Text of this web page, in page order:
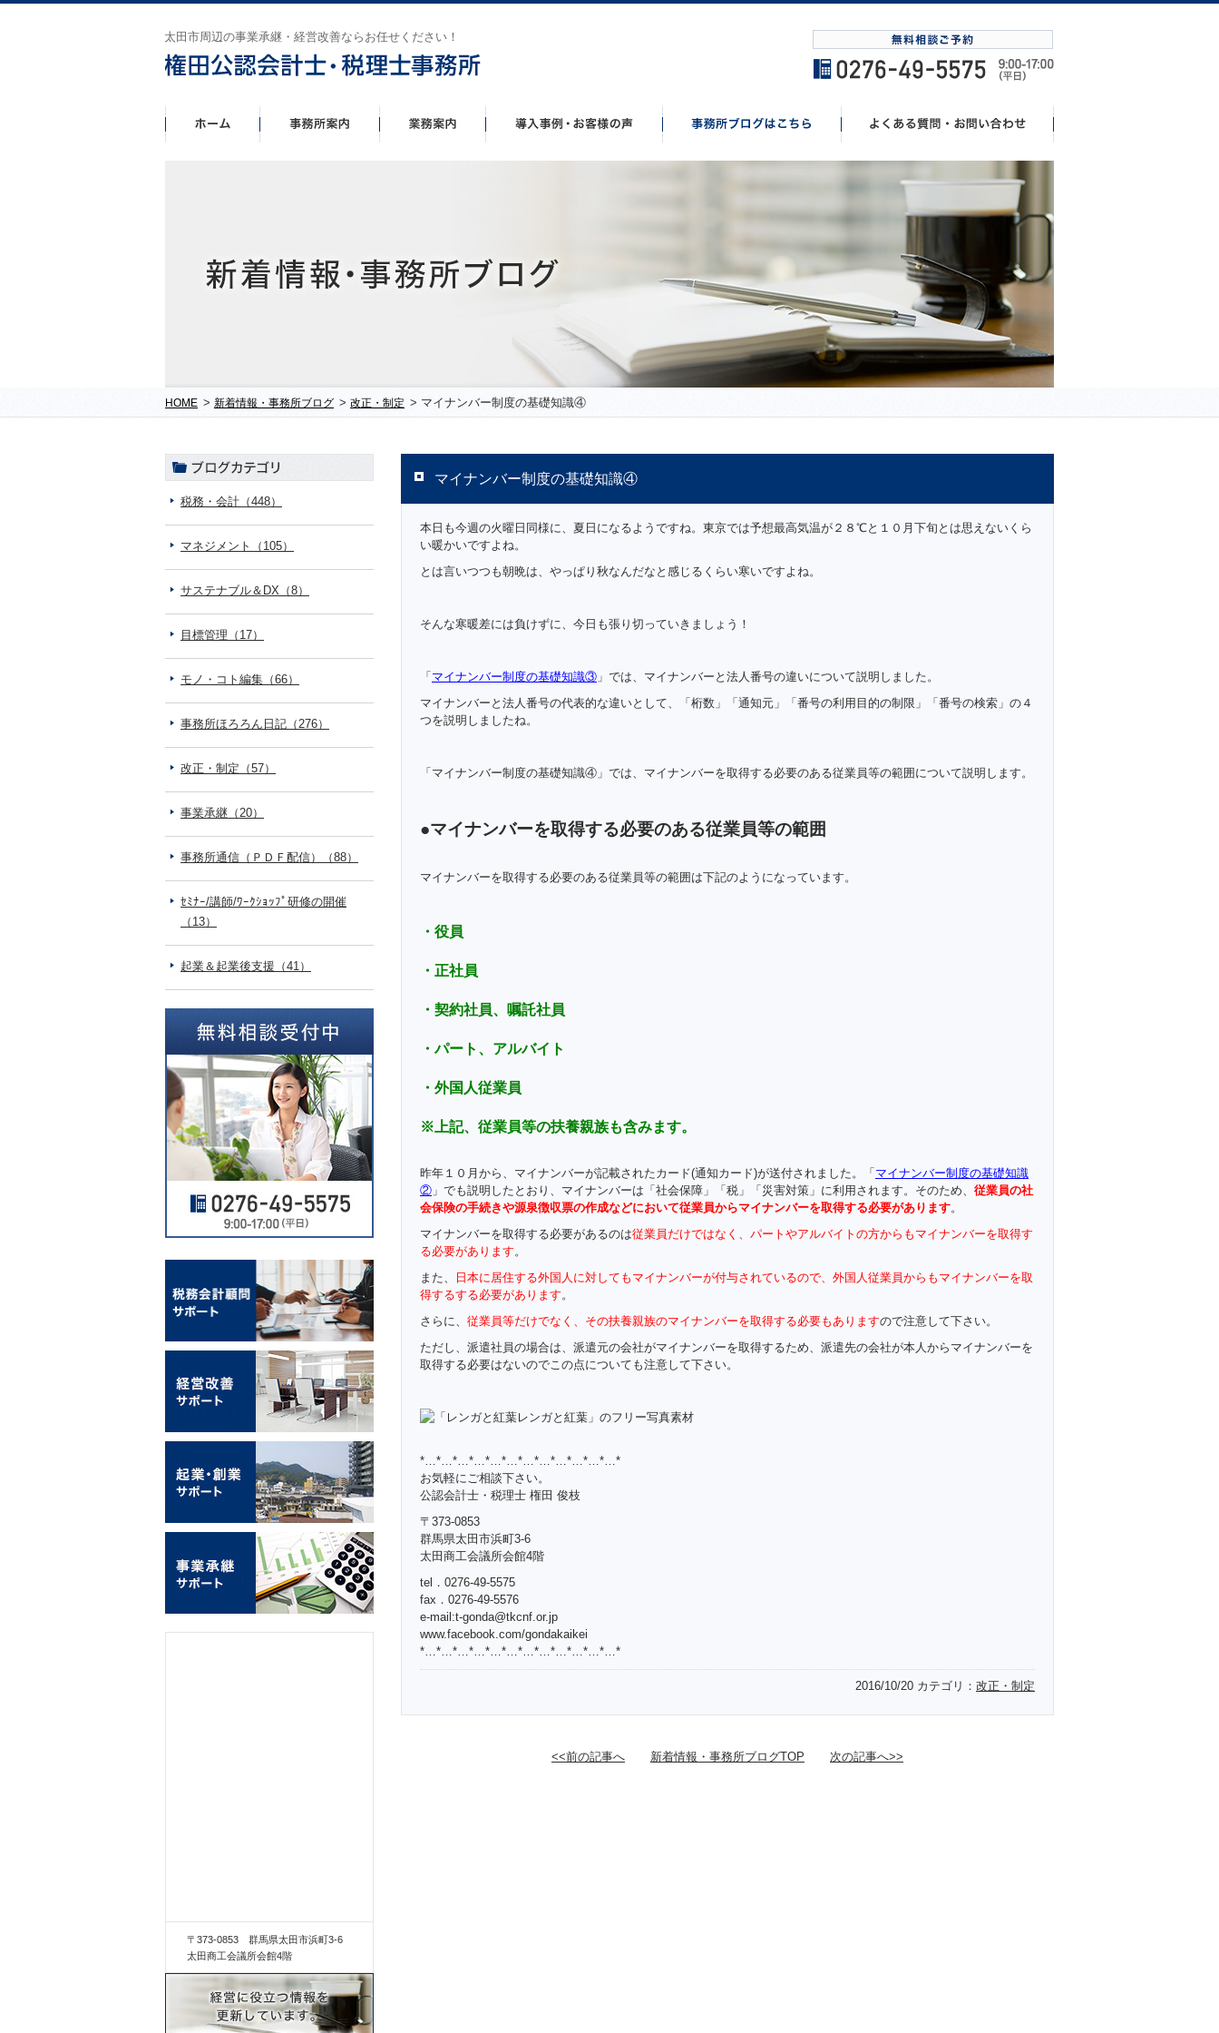
太田市周辺の事業承継・経営改善ならお任せください！
HOME > 新着情報・事務所ブログ > 改正・制定 > マイナンバー制度の基礎知識④
マイナンバー制度の基礎知識④
本日も今週の火曜日同様に、夏日になるようですね。東京では予想最高気温が２８℃と１０月下旬とは思えないくら
い暖かいですよね。
とは言いつつも朝晩は、やっぱり秋なんだなと感じるくらい寒いですよね。
そんな寒暖差には負けずに、今日も張り切っていきましょう！
「 マイナンバー制度の基礎知識③ 」では、マイナンバーと法人番号の違いについて説明しました。
マイナンバーと法人番号の代表的な違いとして、「桁数」「通知元」「番号の利用目的の制限」「番号の検索」の４
つを説明しましたね。
「マイナンバー制度の基礎知識④」では、マイナンバーを取得する必要のある従業員等の範囲について説明します。
●マイナンバーを取得する必要のある従業員等の範囲
マイナンバーを取得する必要のある従業員等の範囲は下記のようになっています。
・役員
・正社員
・契約社員、嘱託社員
・パート、アルバイト
・外国人従業員
※上記、従業員等の扶養親族も含みます。
昨年１０月から、マイナンバーが記載されたカード(通知カード)が送付されました。「 マイナンバー制度の基礎知識
② 」でも説明したとおり、マイナンバーは「社会保障」「税」「災害対策」に利用されます。そのため、 従業員の社
会保険の手続きや源泉徴収票の作成などにおいて従業員からマイナンバーを取得する必要があります。
マイナンバーを取得する必要があるのは従業員だけではなく、パートやアルバイトの方からもマイナンバーを取得す
る必要があります。
また、
日本に居住する外国人に対してもマイナンバーが付与されているので、外国人従業員からもマイナンバーを取
得するする必要があります。
さらに、 従業員等だけでなく、その扶養親族のマイナンバーを取得する必要もありますので注意して下さい。
ただし、派遣社員の場合は、派遣元の会社がマイナンバーを取得するため、派遣先の会社が本人からマイナンバーを
取得する必要はないのでこの点についても注意して下さい。
*…*…*…*…*…*…*…*…*…*…*…*…*
お気軽にご相談下さい。
公認会計士・税理士 権田 俊枝
〒373-0853
群馬県太田市浜町3-6
太田商工会議所会館4階
tel．0276-49-5575
fax．0276-49-5576
e-mail:t-gonda@tkcnf.or.jp
www.facebook.com/gondakaikei
*…*…*…*…*…*…*…*…*…*…*…*…*
2016/10/20 カテゴリ： 改正・制定
<<前の記事へ 新着情報・事務所ブログTOP 次の記事へ>>
税務・会計（448）
マネジメント（105）
サステナブル＆DX（8）
目標管理（17）
モノ・コト編集（66）
事務所ほろろん日記（276）
改正・制定（57）
事業承継（20）
事務所通信（ＰＤＦ配信）（88）
ｾﾐﾅｰ/講師/ﾜｰｸｼｮｯﾌﾟ研修の開催
（13）
起業＆起業後支援（41）
〒373-0853 群馬県太田市浜町3-6
太田商工会議所会館4階